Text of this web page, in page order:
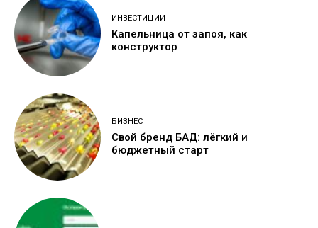
ИНВЕСТИЦИИ
Капельница от запоя, как
конструктор
БИЗНЕС
Свой бренд БАД: лёгкий и
бюджетный старт